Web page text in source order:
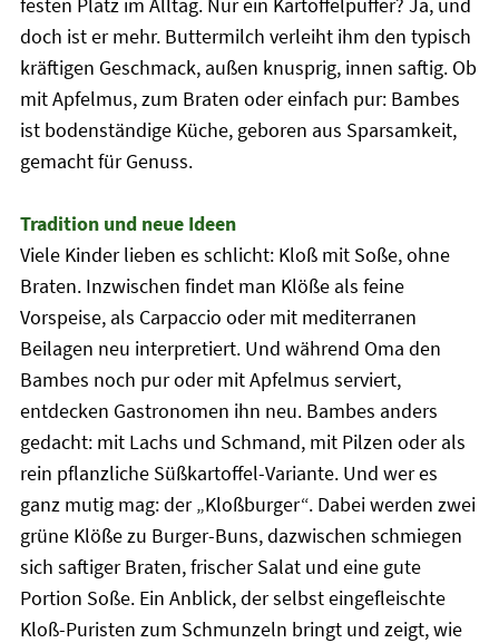
doch ist er mehr. Buttermilch verleiht ihm den typisch
kräftigen Geschmack, außen knusprig, innen saftig. Ob
mit Apfelmus, zum Braten oder einfach pur: Bambes
ist bodenständige Küche, geboren aus Sparsamkeit,
gemacht für Genuss.
Tradition und neue Ideen
Viele Kinder lieben es schlicht: Kloß mit Soße, ohne
Braten. Inzwischen findet man Klöße als feine
Vorspeise, als Carpaccio oder mit mediterranen
Beilagen neu interpretiert. Und während Oma den
Bambes noch pur oder mit Apfelmus serviert,
entdecken Gastronomen ihn neu. Bambes anders
gedacht: mit Lachs und Schmand, mit Pilzen oder als
rein pflanzliche Süßkartoffel-Variante. Und wer es
ganz mutig mag: der „Kloßburger“. Dabei werden zwei
grüne Klöße zu Burger-Buns, dazwischen schmiegen
sich saftiger Braten, frischer Salat und eine gute
Portion Soße. Ein Anblick, der selbst eingefleischte
Kloß-Puristen zum Schmunzeln bringt und zeigt, wie